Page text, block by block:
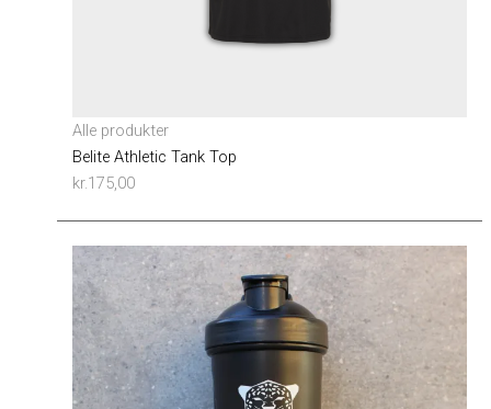
Alle produkter
Belite Athletic Tank Top
kr.175,00